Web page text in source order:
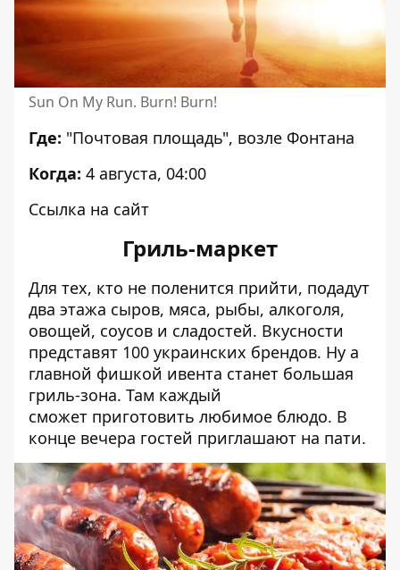
Sun On My Run. Burn! Burn!
Где: "Почтовая площадь", возле Фонтана
Когда: 4 августа, 04:00
Ссылка на сайт
Гриль-маркет
Для тех, кто не поленится прийти, подадут
два этажа сыров, мяса, рыбы, алкоголя,
овощей, соусов и сладостей. Вкусности
представят 100 украинских брендов. Ну а
главной фишкой ивента станет большая
гриль-зона. Там каждый
сможет приготовить любимое блюдо. В
конце вечера гостей приглашают на пати.